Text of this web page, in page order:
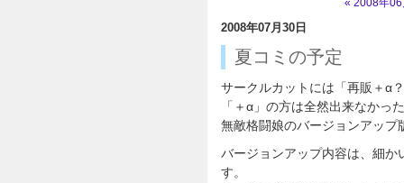
« 2008年06
2008年07月30日
夏コミの予定
サークルカットには「再販＋α
「＋α」の方は全然出来なかっ
無敵格闘娘のバージョンアップ
バージョンアップ内容は、細
す。